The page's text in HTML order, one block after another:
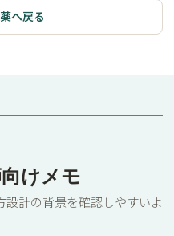
へ戻る
けメモ
計の背景を確認しやすいよ